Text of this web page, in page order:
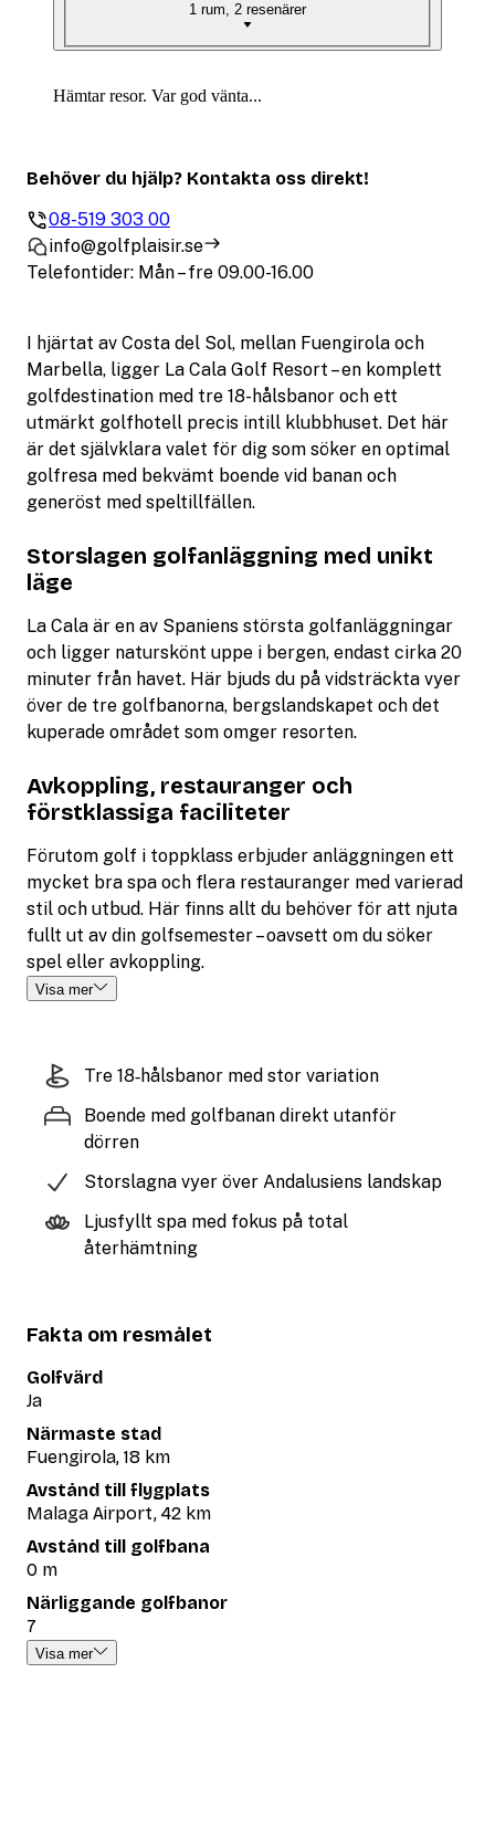
I hjärtat av Costa del Sol, mellan Fuengirola och
Marbella, ligger La Cala Golf Resort – en komplett
golfdestination med tre 18-hålsbanor och ett
utmärkt golfhotell precis intill klubbhuset. Det här
är det självklara valet för dig som söker en optimal
golfresa med bekvämt boende vid banan och
generöst med speltillfällen.
Storslagen golfanläggning med unikt
läge
La Cala är en av Spaniens största golfanläggningar
och ligger naturskönt uppe i bergen, endast cirka 20
minuter från havet. Här bjuds du på vidsträckta vyer
över de tre golfbanorna, bergslandskapet och det
kuperade området som omger resorten.
Avkoppling, restauranger och
förstklassiga faciliteter
Förutom golf i toppklass erbjuder anläggningen ett
mycket bra spa och flera restauranger med varierad
stil och utbud. Här finns allt du behöver för att njuta
fullt ut av din golfsemester – oavsett om du söker
spel eller avkoppling.
Visa mer
Tre 18‑hålsbanor med stor variation
Boende med golfbanan direkt utanför
dörren
Storslagna vyer över Andalusiens landskap
Ljusfyllt spa med fokus på total
återhämtning
Fakta om resmålet
Golfvärd
Ja
Närmaste stad
Fuengirola, 18 km
Avstånd till flygplats
Malaga Airport, 42 km
Avstånd till golfbana
0 m
Närliggande golfbanor
7
Visa mer
1 rum, 2 resenärer
Hämtar resor. Var god vänta...
Behöver du hjälp? Kontakta oss direkt!
08-519 303 00
info@golfplaisir.se
Telefontider: Mån – fre 09.00-16.00